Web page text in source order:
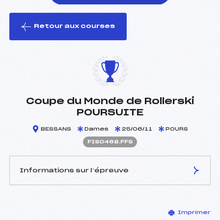
le ski
Retour aux courses
Coupe du Monde de Rollerski
POURSUITE
BESSANS Dames 25/06/11 POURS
FIS0468.FFS
Informations sur l’épreuve
–
Imprimer